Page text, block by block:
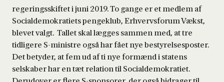
regeringsskiftet i juni 2019. To gange er et medlem af
Socialdemokratiets pengeklub, Erhvervsforum Vækst,
blevet valgt. Tallet skal lægges sammen med, at tre
tidligere S-ministre også har fået nye bestyrelsesposter.
Det betyder, at fem ud af ti nye formænd i statens
selskaber har en tæt relation til Socialdemokratiet.